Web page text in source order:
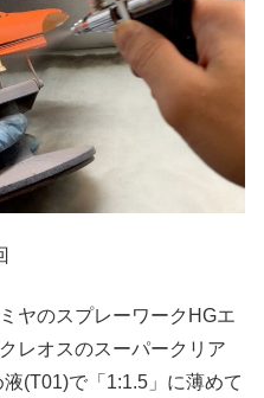
ヤのスプレーワークHGエ
レオスのスーパークリア
(T01)で「1:1.5」に薄めて